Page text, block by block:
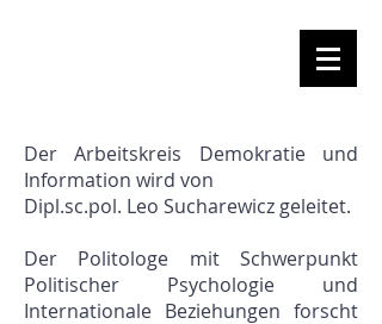
Der Arbeitskreis Demokratie und
Information wird von
Dipl.sc.pol. Leo Sucharewicz geleitet.
Der Politologe mit Schwerpunkt
Politischer Psychologie und
Internationale Beziehungen forscht